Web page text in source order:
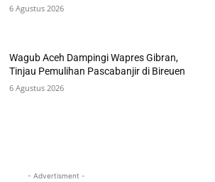
6 Agustus 2026
Wagub Aceh Dampingi Wapres Gibran,
Tinjau Pemulihan Pascabanjir di Bireuen
6 Agustus 2026
- Advertisment -